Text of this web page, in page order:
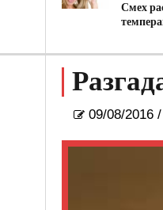
Смех
09/08/2016/